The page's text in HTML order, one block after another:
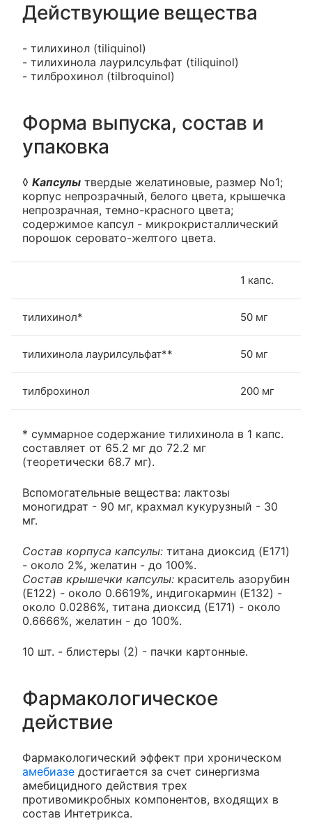
Действующие вещества
- тилихинол (tiliquinol)
- тилихинола лаурилсульфат (tiliquinol)
- тилброхинол (tilbroquinol)
Форма выпуска, состав и
упаковка
◊ Капсулы твердые желатиновые, размер No1;
корпус непрозрачный, белого цвета, крышечка
непрозрачная, темно-красного цвета;
содержимое капсул - микрокристаллический
порошок серовато-желтого цвета.
1 капс.
тилихинол* 50 мг
тилихинола лаурилсульфат** 50 мг
тилброхинол 200 мг
* суммарное содержание тилихинола в 1 капс.
составляет от 65.2 мг до 72.2 мг
(теоретически 68.7 мг).
Вспомогательные вещества: лактозы
моногидрат - 90 мг, крахмал кукурузный - 30
мг.
Состав корпуса капсулы: титана диоксид (E171)
- около 2%, желатин - до 100%.
Состав крышечки капсулы: краситель азорубин
(E122) - около 0.6619%, индигокармин (E132) -
около 0.0286%, титана диоксид (E171) - около
0.6666%, желатин - до 100%.
10 шт. - блистеры (2) - пачки картонные.
Фармакологическое
действие
Фармакологический эффект при хроническом
амебиазе достигается за счет синергизма
амебицидного действия трех
противомикробных компонентов, входящих в
состав Интетрикса.